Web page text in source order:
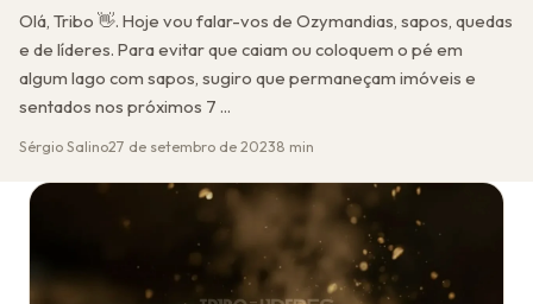
Olá, Tribo 👋. Hoje vou falar-vos de Ozymandias, sapos, quedas
e de líderes. Para evitar que caiam ou coloquem o pé em
algum lago com sapos, sugiro que permaneçam imóveis e
sentados nos próximos 7 ...
Sérgio Salino27 de setembro de 20238 min